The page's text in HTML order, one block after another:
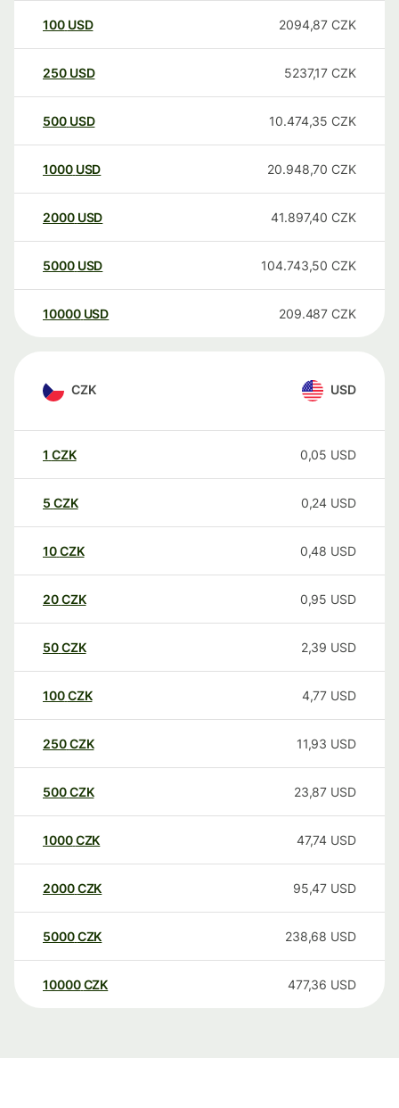
100 USD 2094,87 CZK
250 USD 5237,17 CZK
500 USD 10.474,35 CZK
1000 USD 20.948,70 CZK
2000 USD 41.897,40 CZK
5000 USD 104.743,50 CZK
10000 USD 209.487 CZK
CZK USD
1 CZK 0,05 USD
5 CZK 0,24 USD
10CZK 0,48 USD
20CZK 0,95 USD
50CZK 2,39 USD
100CZK 4,77 USD
250CZK 11,93 USD
500CZK 23,87 USD
1000CZK 47,74 USD
2000CZK 95,47 USD
5000CZK 238,68 USD
10000 CZK 477,36 USD